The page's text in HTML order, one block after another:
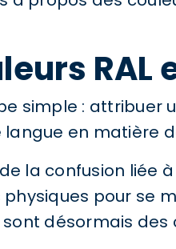
RAL
simple :
en matière
la confusion liée
pour se
sont désormais